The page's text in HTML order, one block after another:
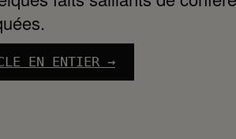
EN ENTIER →
: